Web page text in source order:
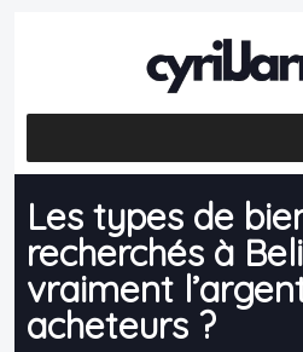
Les types de
recherchés à
vraiment
acheteurs ?